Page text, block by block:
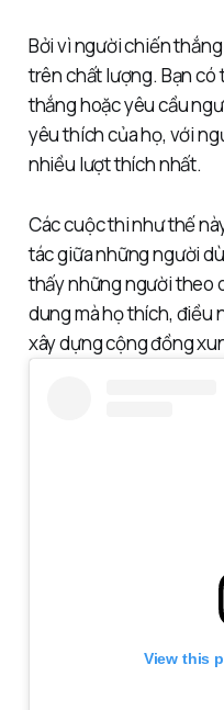
Bởi vì người chiến
trên chất lượng. Bạn
thắng hoặc yêu cầu
yêu thích của họ, với
nhiều lượt thích nhất.
Các cuộc thi như thế
tác giữa những người
thấy những người theo
dung mà họ thích, điều
xây dựng cộng đồng
View this